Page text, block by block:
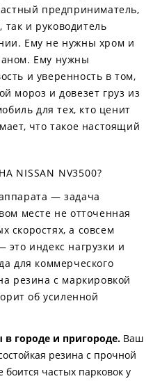
предприниматель,
и руководитель
Ему не нужны хром и
Ему нужны
и уверенность в том,
мороз и довезет груз из
для тех, кто ценит
что такое настоящий
NISSAN NV3500?
— задача
месте не отточенная
скоростях, а совсем
индекс нагрузки и
для коммерческого
резина с маркировкой
об усиленной
городе и пригороде. Ваш
резина с прочной
боится частых парковок у